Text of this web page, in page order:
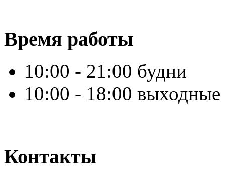
Время работы
10:00 - 21:00 будни
10:00 - 18:00 выходные
Контакты